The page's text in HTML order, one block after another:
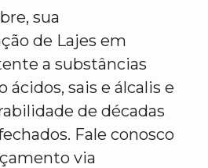
sua
de Lajes em
a substâncias
ácidos, sais e álcalis e
de décadas
Fale conosco
via